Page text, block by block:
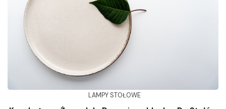
LAMPY STOŁOWE